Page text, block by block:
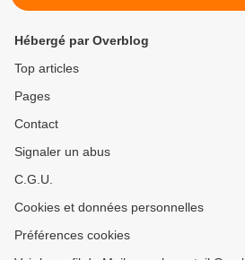
Hébergé par Overblog
Top articles
Pages
Contact
Signaler un abus
C.G.U.
Cookies et données personnelles
Préférences cookies